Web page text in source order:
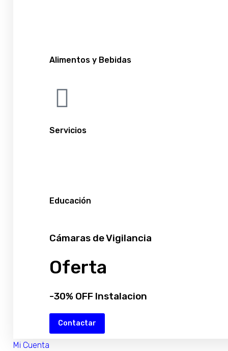
Alimentos y Bebidas
Servicios
Educación
Cámaras de Vigilancia
Oferta
-30% OFF Instalacion
Contactar
Mi Cuenta